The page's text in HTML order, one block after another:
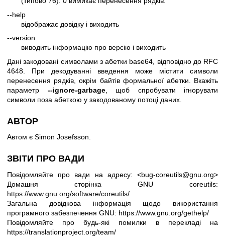
--help
відображає довідку і виходить
--version
виводить інформацію про версію і виходить
Дані закодовані символами з абетки base64, відповідно до RFC
4648. При декодуванні введення може містити символи
перенесення рядків, окрім байтів формальної абетки. Вкажіть
параметр --ignore-garbage, щоб спробувати ігнорувати
символи поза абеткою у закодованому потоці даних.
АВТОР
Автом є Simon Josefsson.
ЗВІТИ ПРО ВАДИ
Повідомляйте про вади на адресу: <bug-coreutils@gnu.org>
Домашня сторінка GNU coreutils:
https://www.gnu.org/software/coreutils/
Загальна довідкова інформація щодо використання
програмного забезпечення GNU: https://www.gnu.org/gethelp/
Повідомляйте про будь-які помилки в перекладі на
https://translationproject.org/team/